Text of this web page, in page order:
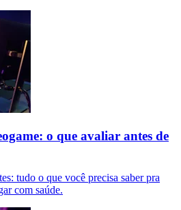
o que avaliar antes de
tudo o que você precisa saber pra
com saúde.